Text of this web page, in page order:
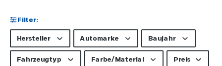
Filter:
Hersteller Automarke Baujahr
Fahrzeugtyp Farbe/Material Preis